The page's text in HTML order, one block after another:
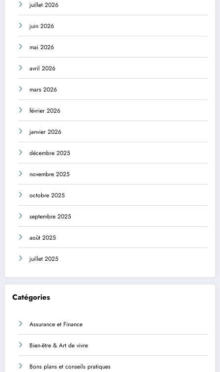
juillet 2026
juin 2026
mai 2026
avril 2026
mars 2026
février 2026
janvier 2026
décembre 2025
novembre 2025
octobre 2025
septembre 2025
août 2025
juillet 2025
Catégories
Assurance et Finance
Bien-être & Art de vivre
Bons plans et conseils pratiques